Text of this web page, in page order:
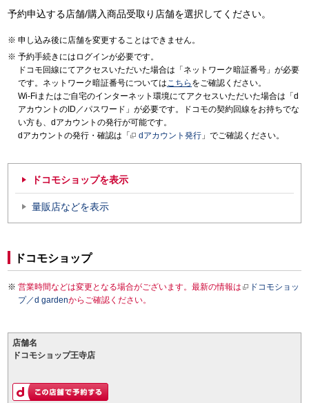
予約申込する店舗/購入商品受取り店舗を選択してください。
申し込み後に店舗を変更することはできません。
予約手続きにはログインが必要です。
ドコモ回線にてアクセスいただいた場合は「ネットワーク暗証番号」が必要
です。ネットワーク暗証番号についてはこちら をご確認ください。
Wi-Fiまたはご自宅のインターネット環境にてアクセスいただいた場合は「d
アカウントのID／パスワード」が必要です。ドコモの契約回線をお持ちでな
い方も、dアカウントの発行が可能です。
dアカウントの発行・確認は「
dアカウント発行 」でご確認ください。
ドコモショップを表示
量販店などを表示
ドコモショップ
営業時間などは変更となる場合がございます。最新の情報は
ドコモショッ
プ／d gardenからご確認ください。
店舗名
ドコモショップ王寺店